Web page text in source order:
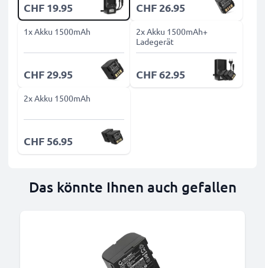
CHF 19.95 CHF 26.95
1x Akku 1500mAh
CHF 29.95
2x Akku 1500mAh+
Ladegerät
CHF 62.95
2x Akku 1500mAh
CHF 56.95
Das könnte Ihnen auch gefallen